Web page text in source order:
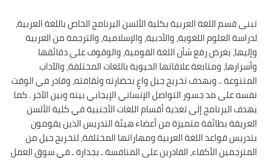
تبنى قسم اللغة العربية بكلية الألسن البرنامج الخاص باللغة العربية،
لدراسة العلوم اللغوية، والأدبية، والإسلامية، والترجمة من العربية
وإليها، بغرض رفع شأن اللغة القومية، والوقوف على دقائقها
وأسرارها، ومتابعة علاقاتها الحيوية باللغات المختلفة، والآداب
المتنوعة .. وبهدف تخريج جيل واعٍ بحضارته وثقافته، وقادر في الوقت
نفسه على مد جسور التواصل الإنساني الإيجابي بينه وبين الآخر . كما
يهدف البرنامج إلى تغذية أقسام اللغات الأجنبية في كلية الألسن
العريقة بطائفة متميزة من أعضاء هيئة التدريس الذين يقومون
بتدريس قواعد اللغة العربية ومهاراتها المختلفة، لتخريج جيل من
المترجمين الأكفاء، القادرين على المنافسة ـ بجدارة ـ في سوق العمل